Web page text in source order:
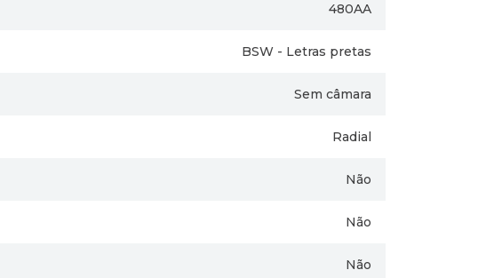
480AA
BSW - Letras pretas
Sem câmara
Radial
Não
Não
Não